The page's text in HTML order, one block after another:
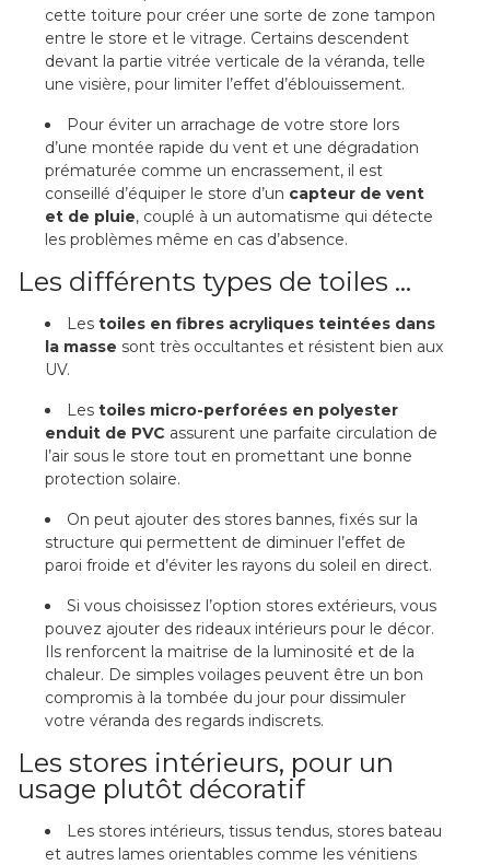
cette toiture pour créer une sorte de zone tampon
entre le store et le vitrage. Certains descendent
devant la partie vitrée verticale de la véranda, telle
une visière, pour limiter l’effet d’éblouissement.
Pour éviter un arrachage de votre store lors
d’une montée rapide du vent et une dégradation
prématurée comme un encrassement, il est
conseillé d’équiper le store d’un capteur de vent
et de pluie, couplé à un automatisme qui détecte
les problèmes même en cas d’absence.
Les différents types de toiles …
Les toiles en fibres acryliques teintées dans
la masse sont très occultantes et résistent bien aux
UV.
Les toiles micro-perforées en polyester
enduit de PVC assurent une parfaite circulation de
l’air sous le store tout en promettant une bonne
protection solaire.
On peut ajouter des stores bannes, fixés sur la
structure qui permettent de diminuer l’effet de
paroi froide et d’éviter les rayons du soleil en direct.
Si vous choisissez l’option stores extérieurs, vous
pouvez ajouter des rideaux intérieurs pour le décor.
Ils renforcent la maitrise de la luminosité et de la
chaleur. De simples voilages peuvent être un bon
compromis à la tombée du jour pour dissimuler
votre véranda des regards indiscrets.
Les stores intérieurs, pour un
usage plutôt décoratif
Les stores intérieurs, tissus tendus, stores bateau
et autres lames orientables comme les vénitiens